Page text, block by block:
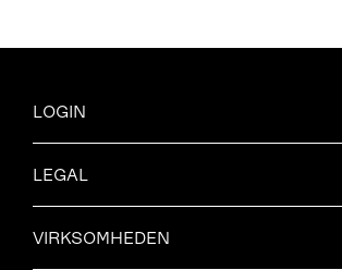
LOGIN
LEGAL
VIRKSOMHEDEN